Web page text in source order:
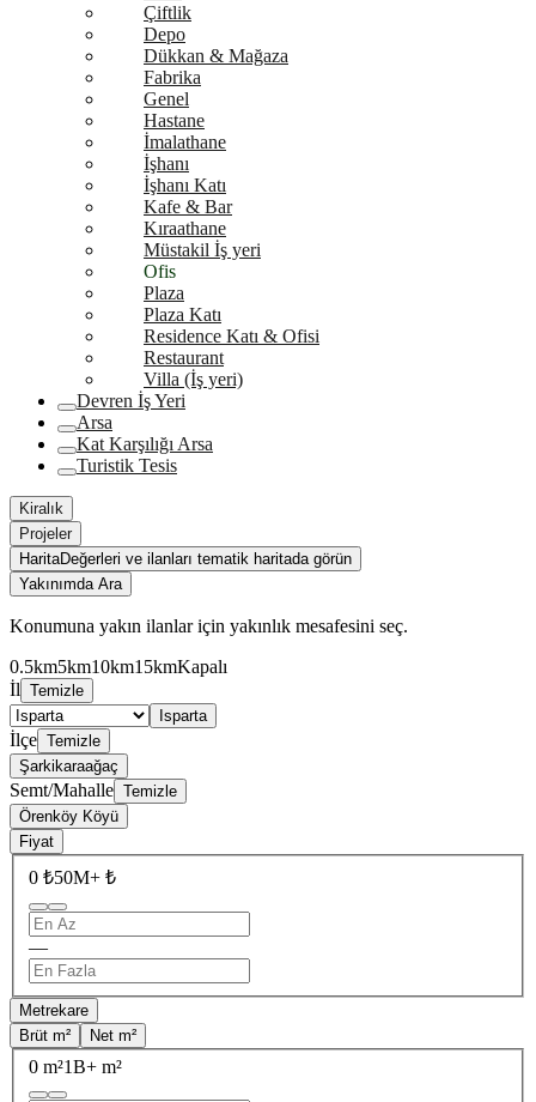
Çiftlik
Depo
Dükkan & Mağaza
Fabrika
Genel
Hastane
İmalathane
İşhanı
İşhanı Katı
Kafe & Bar
Kıraathane
Müstakil İş yeri
Ofis
Plaza
Plaza Katı
Residence Katı & Ofisi
Restaurant
Villa (İş yeri)
Devren İş Yeri
Arsa
Kat Karşılığı Arsa
Turistik Tesis
Kiralık
Projeler
HaritaDeğerleri ve ilanları tematik haritada görün
Yakınımda Ara
Konumuna yakın ilanlar için yakınlık mesafesini seç.
0.5km5km10km15kmKapalı
İl Temizle
Isparta
İlçe Temizle
Şarkikaraağaç
Semt/Mahalle Temizle
Örenköy Köyü
Fiyat
0 ₺50M+ ₺
—
Metrekare
Brüt m²
Net m²
0 m²1B+ m²